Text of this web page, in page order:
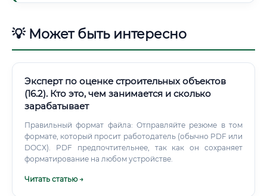
💡 Может быть интересно
Эксперт по оценке строительных объектов
(16.2). Кто это, чем занимается и сколько
зарабатывает
Правильный формат файла: Отправляйте резюме в том
формате, который просит работодатель (обычно PDF или
DOCX). PDF предпочтительнее, так как он сохраняет
форматирование на любом устройстве.
Читать статью →